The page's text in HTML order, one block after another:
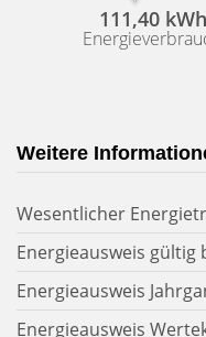
111,40
Weitere
Wesentlicher
Energieausweis gültig
Energieausweis
Energieausweis